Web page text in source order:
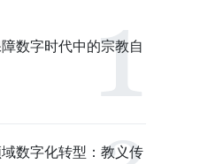
数字时代中的宗教自
数字化转型：教义传